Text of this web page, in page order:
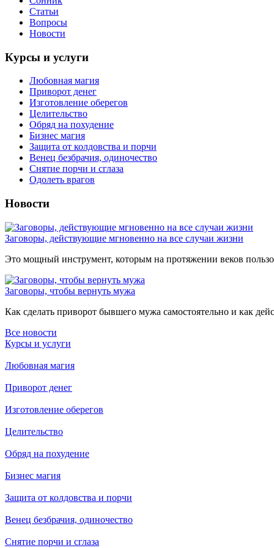
Статьи
Вопросы
Новости
Курсы и услуги
Любовная магия
Приворот денег
Изготовление оберегов
Целительство
Обряд на похудение
Бизнес магия
Защита от колдовства и порчи
Венец безбрачия, одиночество
Снятие порчи и сглаза
Одолеть врагов
Новости
Заговоры, действующие мгновенно на все случаи жизни
Это мощный инструмент, которым на протяжении веков
Заговоры, чтобы вернуть мужа
Как сделать приворот бывшего мужа самостоятельно и как
Все новости
Курсы и услуги
Любовная магия
Приворот денег
Изготовление оберегов
Целительство
Обряд на похудение
Бизнес магия
Защита от колдовства и порчи
Венец безбрачия, одиночество
Снятие порчи и сглаза